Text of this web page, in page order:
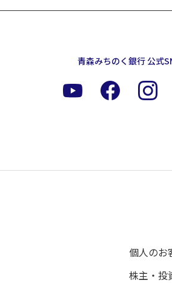
青森みちのく銀行 公式
個人のお
株主・投